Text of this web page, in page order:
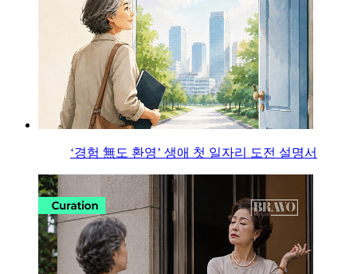
‘경험 無도 환영’ 생애 첫 일자리 도전 설명서